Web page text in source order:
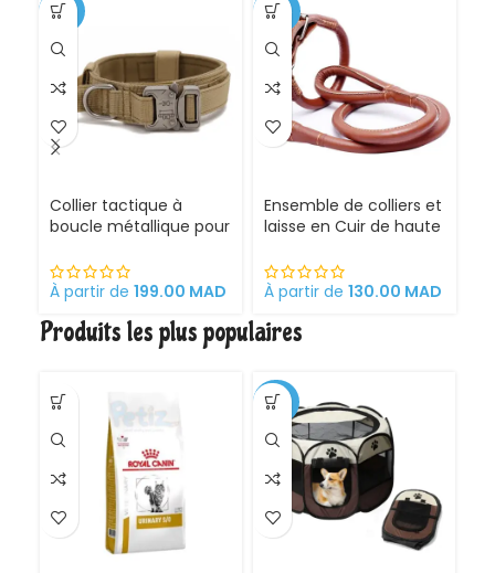
-35%
Collier tactique à
boucle métallique pour
À partir de 199.00 MAD
-20%
Ensemble de colliers et
laisse en Cuir de haute
À partir de 130.00 MAD
Produits les plus populaires
-30%